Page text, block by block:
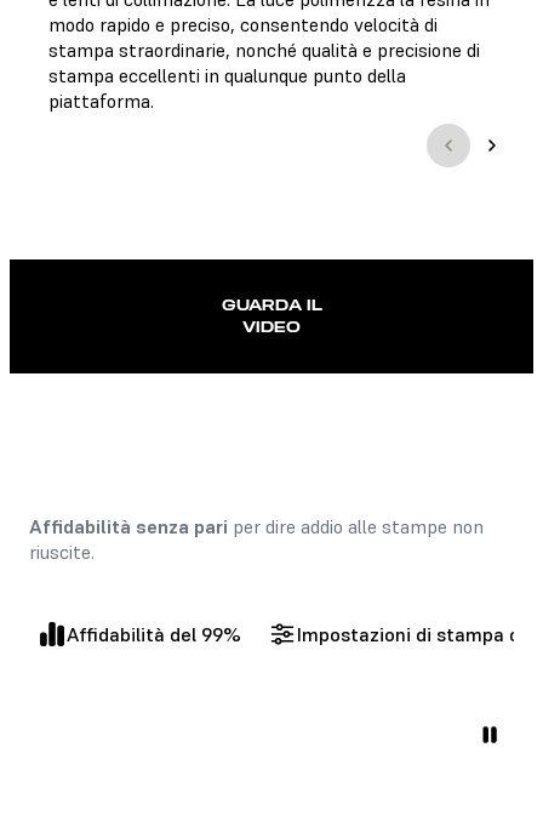
modo rapido e preciso, consentendo velocità di
stampa straordinarie, nonché qualità e precisione di
stampa eccellenti in qualunque punto della
piattaforma.
GUARDA IL
VIDEO
Affidabilità senza pari per dire addio alle stampe non
riuscite.
Affidabilità del 99% Impostazioni di stampa